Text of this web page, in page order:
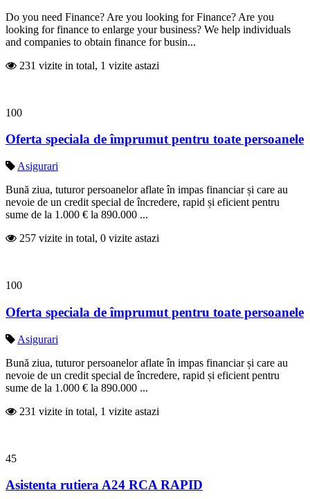
Do you need Finance? Are you looking for Finance? Are you
looking for finance to enlarge your business? We help individuals
and companies to obtain finance for busin...
231 vizite in total, 1 vizite astazi
100
Oferta speciala de împrumut pentru toate persoanele
Asigurari
Bună ziua, tuturor persoanelor aflate în impas financiar și care au
nevoie de un credit special de încredere, rapid și eficient pentru
sume de la 1.000 € la 890.000 ...
257 vizite in total, 0 vizite astazi
100
Oferta speciala de împrumut pentru toate persoanele
Asigurari
Bună ziua, tuturor persoanelor aflate în impas financiar și care au
nevoie de un credit special de încredere, rapid și eficient pentru
sume de la 1.000 € la 890.000 ...
231 vizite in total, 1 vizite astazi
45
Asistenta rutiera A24 RCA RAPID